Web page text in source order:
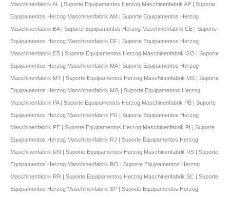
Maschinenfabrik AL | Suporte Equipamentos Herzog Maschinenfabrik AP | Suporte
Equipamentos Herzog Maschinenfabrik AM | Suporte Equipamentos Herzog
Maschinenfabrik BA | Suporte Equipamentos Herzog Maschinenfabrik CE | Suporte
Equipamentos Herzog Maschinenfabrik DF | Suporte Equipamentos Herzog
Maschinenfabrik ES | Suporte Equipamentos Herzog Maschinenfabrik GO | Suporte
Equipamentos Herzog Maschinenfabrik MA | Suporte Equipamentos Herzog
Maschinenfabrik MT | Suporte Equipamentos Herzog Maschinenfabrik MS | Suporte
Equipamentos Herzog Maschinenfabrik MG | Suporte Equipamentos Herzog
Maschinenfabrik PA | Suporte Equipamentos Herzog Maschinenfabrik PB | Suporte
Equipamentos Herzog Maschinenfabrik PR | Suporte Equipamentos Herzog
Maschinenfabrik PE | Suporte Equipamentos Herzog Maschinenfabrik PI | Suporte
Equipamentos Herzog Maschinenfabrik RJ | Suporte Equipamentos Herzog
Maschinenfabrik RN | Suporte Equipamentos Herzog Maschinenfabrik RS | Suporte
Equipamentos Herzog Maschinenfabrik RO | Suporte Equipamentos Herzog
Maschinenfabrik RR | Suporte Equipamentos Herzog Maschinenfabrik SC | Suporte
Equipamentos Herzog Maschinenfabrik SP | Suporte Equipamentos Herzog